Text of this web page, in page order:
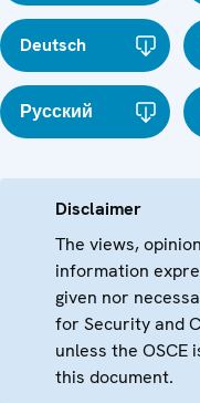
Deutsch
Русский
Disclaimer
The views,
information
given nor
for Security and
unless the
this document.